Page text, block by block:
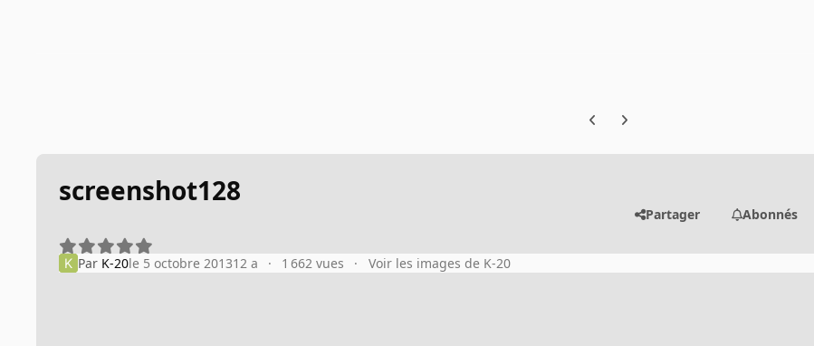
Previous carousel slide
Next carousel slide
screenshot128
Partager Abonnés
Par K-20le 5 octobre 201312 a 1 662 vues Voir les images de K-20